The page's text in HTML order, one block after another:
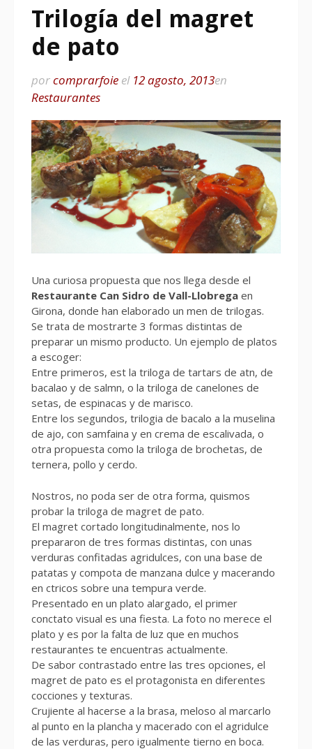
Trilogía del magret
de pato
porcomprarfoie el 12 agosto, 2013en
Restaurantes
Una curiosa propuesta que nos llega desde el
Restaurante Can Sidro de Vall-Llobrega en
Girona, donde han elaborado un men de trilogas.
Se trata de mostrarte 3 formas distintas de
preparar un mismo producto. Un ejemplo de platos
a escoger:
Entre primeros, est la triloga de tartars de atn, de
bacalao y de salmn, o la triloga de canelones de
setas, de espinacas y de marisco.
Entre los segundos, trilogia de bacalo a la muselina
de ajo, con samfaina y en crema de escalivada, o
otra propuesta como la triloga de brochetas, de
ternera, pollo y cerdo.
Nostros, no poda ser de otra forma, quismos
probar la triloga de magret de pato.
El magret cortado longitudinalmente, nos lo
prepararon de tres formas distintas, con unas
verduras confitadas agridulces, con una base de
patatas y compota de manzana dulce y macerando
en ctricos sobre una tempura verde.
Presentado en un plato alargado, el primer
conctato visual es una fiesta. La foto no merece el
plato y es por la falta de luz que en muchos
restaurantes te encuentras actualmente.
De sabor contrastado entre las tres opciones, el
magret de pato es el protagonista en diferentes
cocciones y texturas.
Crujiente al hacerse a la brasa, meloso al marcarlo
al punto en la plancha y macerado con el agridulce
de las verduras, pero igualmente tierno en boca.